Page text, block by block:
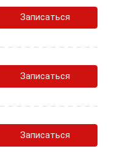
Записаться
Записаться
Записаться